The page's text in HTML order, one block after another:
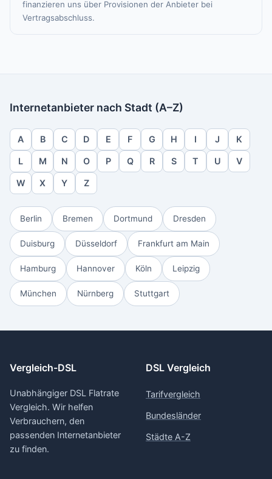
finanzieren uns über Provisionen der Anbieter bei
Vertragsabschluss.
Internetanbieter nach Stadt (A–Z)
A B C D E F G H I J K
L M N O P Q R S T U V
W X Y Z
Berlin Bremen Dortmund Dresden
Duisburg Düsseldorf Frankfurt am Main
Hamburg Hannover Köln Leipzig
München Nürnberg Stuttgart
Vergleich-DSL
Unabhängiger DSL Flatrate
Vergleich. Wir helfen
Verbrauchern, den
passenden Internetanbieter
zu finden.
DSL Vergleich
Tarifvergleich
Bundesländer
Städte A-Z